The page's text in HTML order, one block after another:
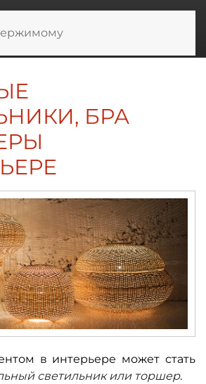
БРА
в интерьере может стать
светильник или торшер.